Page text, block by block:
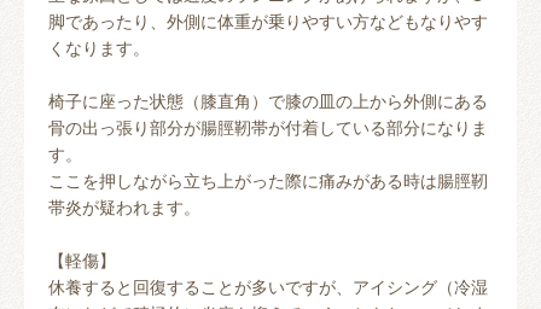
脚であったり、外側に体重が乗りやすい方などもなりやす
くなります。
椅子に座った状態（膝直角）で膝の皿の上から外側にある
骨の出っ張り部分が腸脛靭帯が付着している部分になりま
す。
ここを押しながら立ち上がった際に痛みがある時は腸脛靭
帯炎が疑われます。
【軽傷】
休養すると回復することが多いですが、アイシング（冷湿